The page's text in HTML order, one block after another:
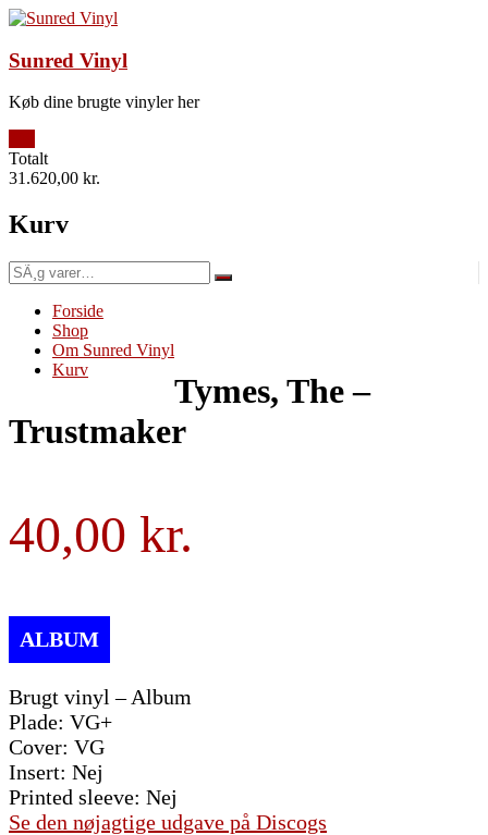
Videre
indhold
Sunred Vinyl
Køb dine brugte vinyler her
Totalt
31.620,00 kr.
Kurv
SÃ¸g
efter:
Forside
Shop
Om Sunred Vinyl
Kurv
Tymes, The –
Trustmaker
40,00
Brugt vinyl – Album
Plade: VG+
Cover: VG
Insert: Nej
Printed sleeve: Nej
Se den nøjagtige udgave på Discogs